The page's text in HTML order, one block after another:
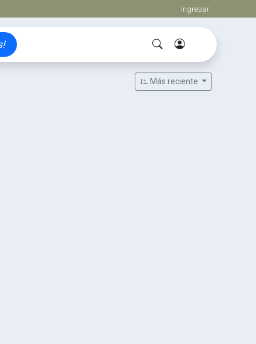
Ingresar
Más reciente